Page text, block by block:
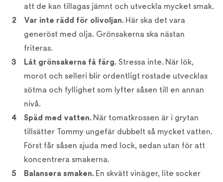
att de kan tillagas jämnt och utveckla mycket smak.
Var inte rädd för olivoljan. Här ska det vara
generöst med olja. Grönsakerna ska nästan
friteras.
Låt grönsakerna få färg. Stressa inte. När lök,
morot och selleri blir ordentligt rostade utvecklas
sötma och fyllighet som lyfter såsen till en annan
nivå.
Späd med vatten. När tomatkrossen är i grytan
tillsätter Tommy ungefär dubbelt så mycket vatten.
Först får såsen sjuda med lock, sedan utan för att
koncentrera smakerna.
Balansera smaken. En skvätt vinäger, lite socker